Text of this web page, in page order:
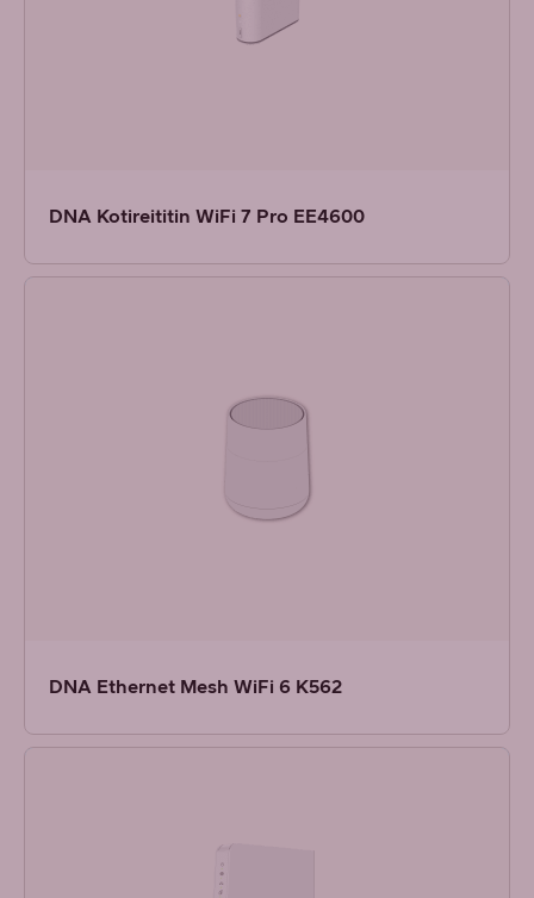
DNA Kotireititin WiFi 7 Pro EE4600
DNA Ethernet Mesh WiFi 6 K562